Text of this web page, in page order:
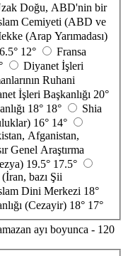
Doğu, ABD'nin bir
Cemiyeti (ABD ve
(Arap Yarımadası)
12°
Fransa
Diyanet İşleri
Ruhani
İşleri Başkanlığı 20°
18° 18°
Shia
16° 14°
Afganistan,
Genel Araştırma
19.5° 17.5°
bazı Şii
Dini Merkezi 18°
(Cezayir) 18° 17°
ayı boyunca - 120